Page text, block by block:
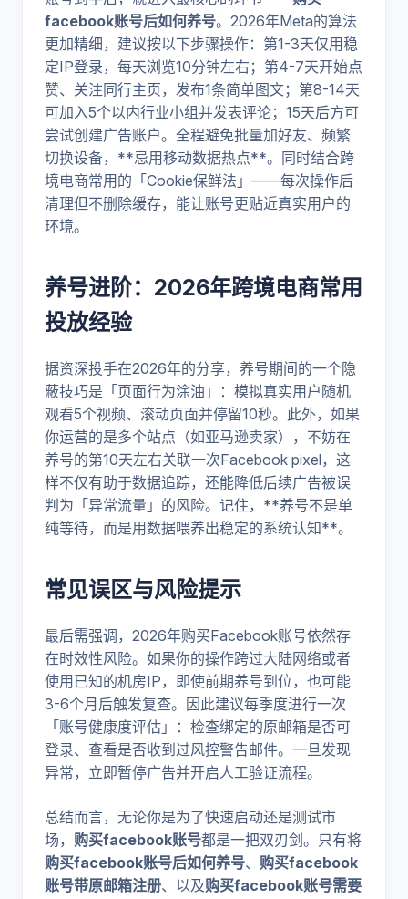
facebook账号后如何养号。2026年Meta的算法
更加精细，建议按以下步骤操作：第1-3天仅用稳
定IP登录，每天浏览10分钟左右；第4-7天开始点
赞、关注同行主页，发布1条简单图文；第8-14天
可加入5个以内行业小组并发表评论；15天后方可
尝试创建广告账户。全程避免批量加好友、频繁
切换设备，**忌用移动数据热点**。同时结合跨
境电商常用的「Cookie保鲜法」——每次操作后
清理但不删除缓存，能让账号更贴近真实用户的
环境。
养号进阶：2026年跨境电商常用
投放经验
据资深投手在2026年的分享，养号期间的一个隐
蔽技巧是「页面行为涂油」：模拟真实用户随机
观看5个视频、滚动页面并停留10秒。此外，如果
你运营的是多个站点（如亚马逊卖家），不妨在
养号的第10天左右关联一次Facebook pixel，这
样不仅有助于数据追踪，还能降低后续广告被误
判为「异常流量」的风险。记住，**养号不是单
纯等待，而是用数据喂养出稳定的系统认知**。
常见误区与风险提示
最后需强调，2026年购买Facebook账号依然存
在时效性风险。如果你的操作跨过大陆网络或者
使用已知的机房IP，即使前期养号到位，也可能
3-6个月后触发复查。因此建议每季度进行一次
「账号健康度评估」：检查绑定的原邮箱是否可
登录、查看是否收到过风控警告邮件。一旦发现
异常，立即暂停广告并开启人工验证流程。
总结而言，无论你是为了快速启动还是测试市
场， 购买facebook账号都是一把双刃剑。只有将
购买facebook账号后如何养号、 购买facebook
账号带原邮箱注册、以及购买facebook账号需要